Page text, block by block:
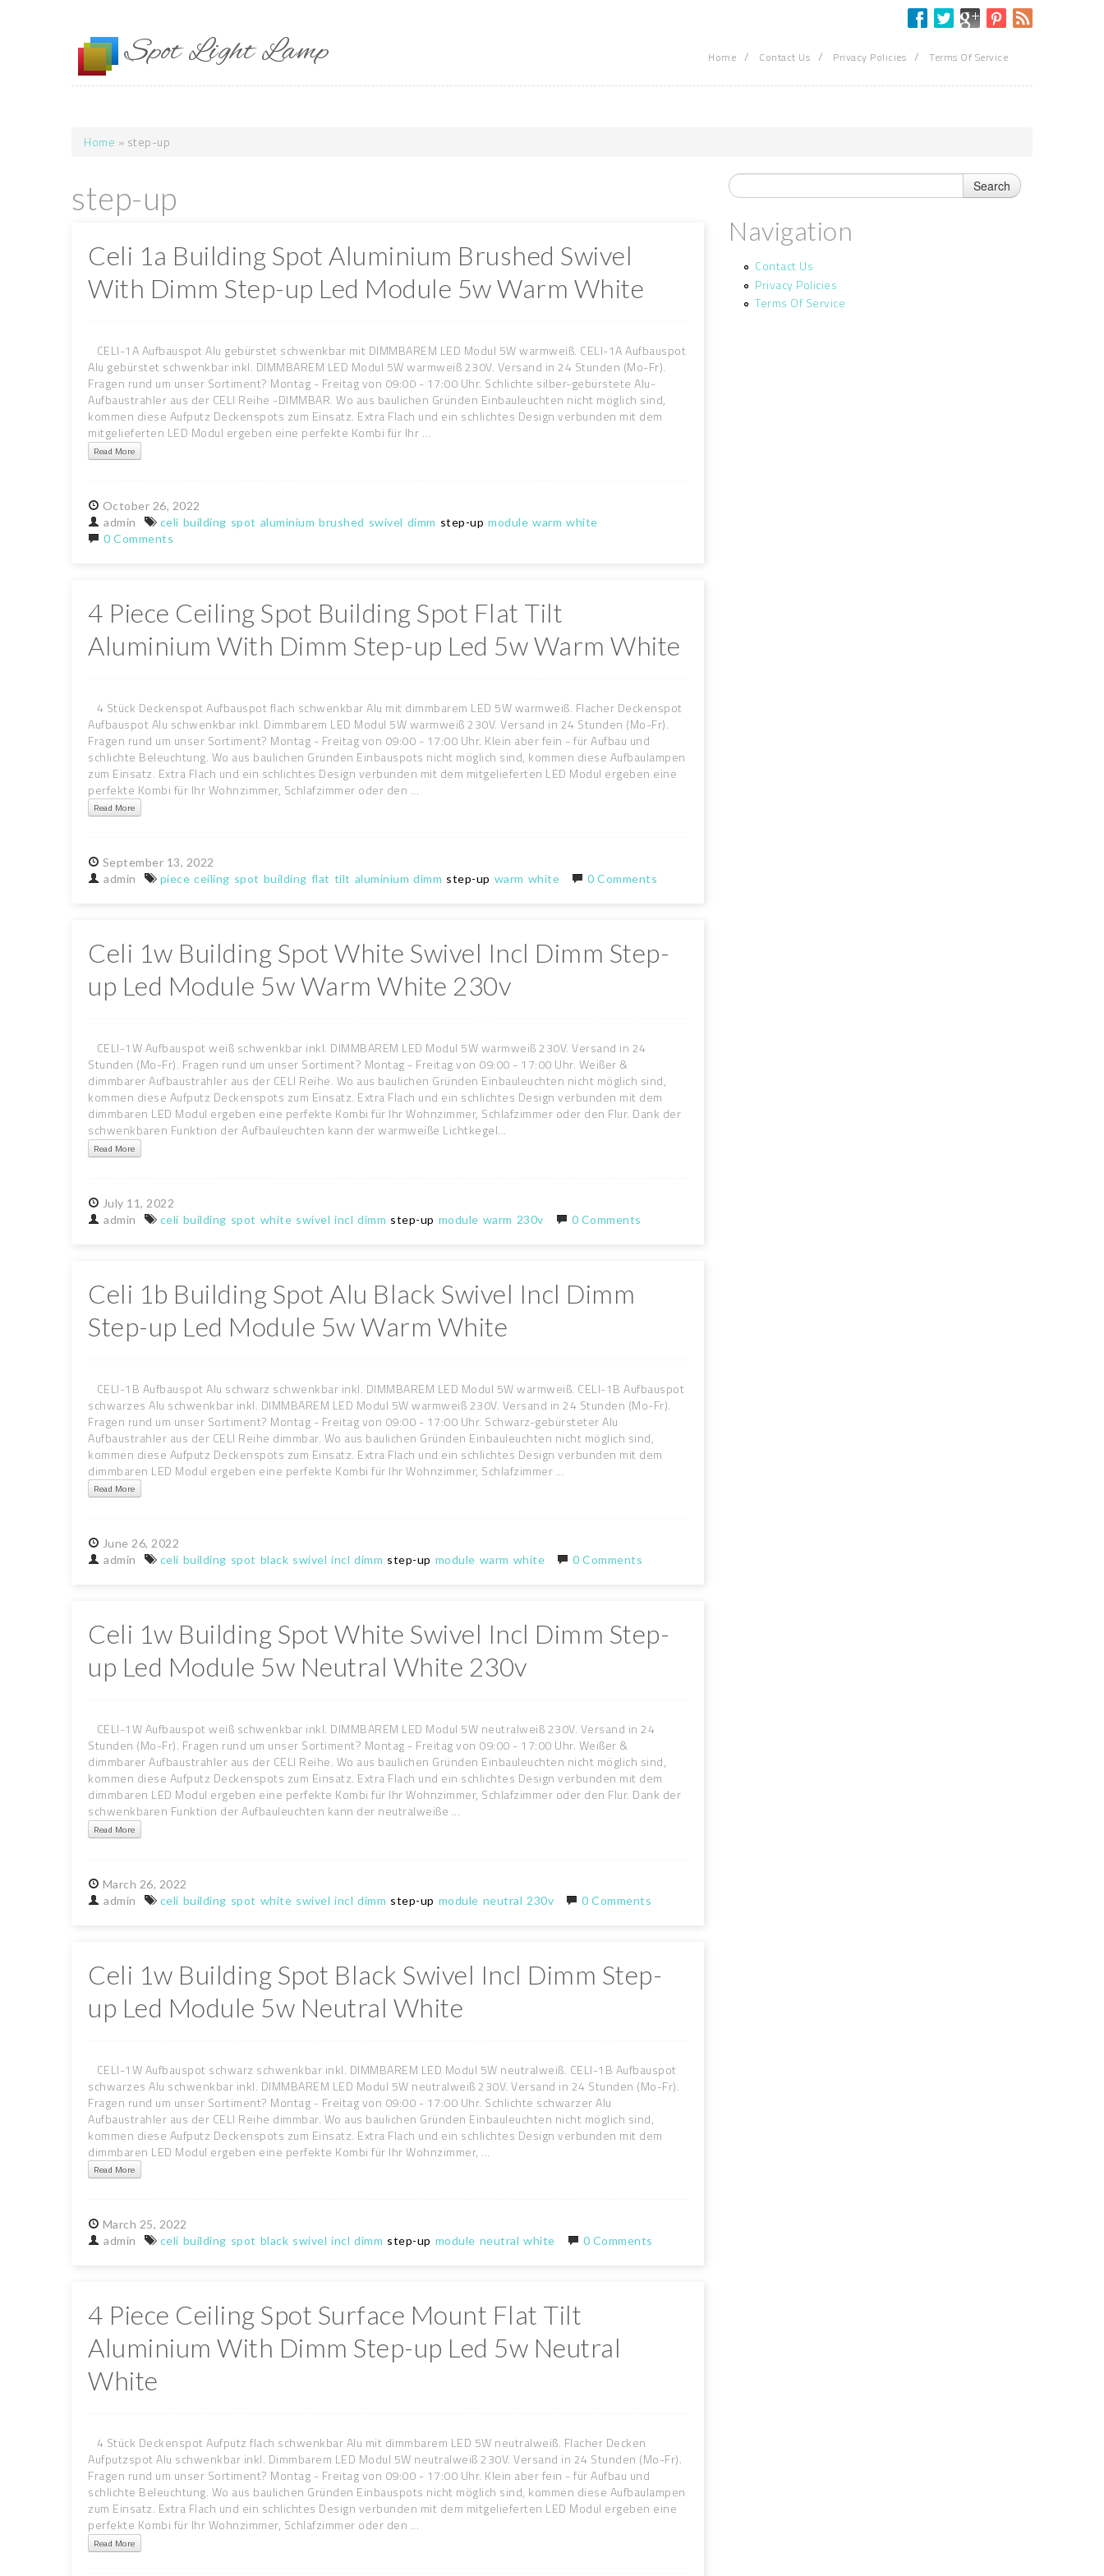
Spot Light Lamp Home / Contact Us / Privacy Policies / Terms Of Service
You are here
Home » step-up
step-up
Celi 1a Building Spot Aluminium Brushed Swivel
With Dimm Step-up Led Module 5w Warm White
CELI-1A Aufbauspot Alu gebürstet schwenkbar mit DIMMBAREM LED Modul 5W warmweiß. CELI-1A Aufbauspot
Alu gebürstet schwenkbar inkl. DIMMBAREM LED Modul 5W warmweiß 230V. Versand in 24 Stunden (Mo-Fr).
Fragen rund um unser Sortiment? Montag - Freitag von 09:00 - 17:00 Uhr. Schlichte silber-gebürstete Alu-
Aufbaustrahler aus der CELI Reihe -DIMMBAR. Wo aus baulichen Gründen Einbauleuchten nicht möglich sind,
kommen diese Aufputz Deckenspots zum Einsatz. Extra Flach und ein schlichtes Design verbunden mit dem
mitgelieferten LED Modul ergeben eine perfekte Kombi für Ihr ...
Read More
October 26, 2022
admin
celi building spot aluminium brushed swivel dimm step-up module warm white
0 Comments
4 Piece Ceiling Spot Building Spot Flat Tilt
Aluminium With Dimm Step-up Led 5w Warm White
4 Stück Deckenspot Aufbauspot flach schwenkbar Alu mit dimmbarem LED 5W warmweiß. Flacher Deckenspot
Aufbauspot Alu schwenkbar inkl. Dimmbarem LED Modul 5W warmweiß 230V. Versand in 24 Stunden (Mo-Fr).
Fragen rund um unser Sortiment? Montag - Freitag von 09:00 - 17:00 Uhr. Klein aber fein - für Aufbau und
schlichte Beleuchtung. Wo aus baulichen Gründen Einbauspots nicht möglich sind, kommen diese Aufbaulampen
zum Einsatz. Extra Flach und ein schlichtes Design verbunden mit dem mitgelieferten LED Modul ergeben eine
perfekte Kombi für Ihr Wohnzimmer, Schlafzimmer oder den ...
Read More
September 13, 2022
admin
piece ceiling spot building flat tilt aluminium dimm step-up warm white 0 Comments
Celi 1w Building Spot White Swivel Incl Dimm Step-
up Led Module 5w Warm White 230v
CELI-1W Aufbauspot weiß schwenkbar inkl. DIMMBAREM LED Modul 5W warmweiß 230V. Versand in 24
Stunden (Mo-Fr). Fragen rund um unser Sortiment? Montag - Freitag von 09:00 - 17:00 Uhr. Weißer &
dimmbarer Aufbaustrahler aus der CELI Reihe. Wo aus baulichen Gründen Einbauleuchten nicht möglich sind,
kommen diese Aufputz Deckenspots zum Einsatz. Extra Flach und ein schlichtes Design verbunden mit dem
dimmbaren LED Modul ergeben eine perfekte Kombi für Ihr Wohnzimmer, Schlafzimmer oder den Flur. Dank der
schwenkbaren Funktion der Aufbauleuchten kann der warmweiße Lichtkegel...
Read More
July 11, 2022
admin
celi building spot white swivel incl dimm step-up module warm 230v 0 Comments
Celi 1b Building Spot Alu Black Swivel Incl Dimm
Step-up Led Module 5w Warm White
CELI-1B Aufbauspot Alu schwarz schwenkbar inkl. DIMMBAREM LED Modul 5W warmweiß. CELI-1B Aufbauspot
schwarzes Alu schwenkbar inkl. DIMMBAREM LED Modul 5W warmweiß 230V. Versand in 24 Stunden (Mo-Fr).
Fragen rund um unser Sortiment? Montag - Freitag von 09:00 - 17:00 Uhr. Schwarz-gebürsteter Alu
Aufbaustrahler aus der CELI Reihe dimmbar. Wo aus baulichen Gründen Einbauleuchten nicht möglich sind,
kommen diese Aufputz Deckenspots zum Einsatz. Extra Flach und ein schlichtes Design verbunden mit dem
dimmbaren LED Modul ergeben eine perfekte Kombi für Ihr Wohnzimmer, Schlafzimmer ...
Read More
June 26, 2022
admin
celi building spot black swivel incl dimm step-up module warm white 0 Comments
Celi 1w Building Spot White Swivel Incl Dimm Step-
up Led Module 5w Neutral White 230v
CELI-1W Aufbauspot weiß schwenkbar inkl. DIMMBAREM LED Modul 5W neutralweiß 230V. Versand in 24
Stunden (Mo-Fr). Fragen rund um unser Sortiment? Montag - Freitag von 09:00 - 17:00 Uhr. Weißer &
dimmbarer Aufbaustrahler aus der CELI Reihe. Wo aus baulichen Gründen Einbauleuchten nicht möglich sind,
kommen diese Aufputz Deckenspots zum Einsatz. Extra Flach und ein schlichtes Design verbunden mit dem
dimmbaren LED Modul ergeben eine perfekte Kombi für Ihr Wohnzimmer, Schlafzimmer oder den Flur. Dank der
schwenkbaren Funktion der Aufbauleuchten kann der neutralweiße ...
Read More
March 26, 2022
admin
celi building spot white swivel incl dimm step-up module neutral 230v 0 Comments
Celi 1w Building Spot Black Swivel Incl Dimm Step-
up Led Module 5w Neutral White
CELI-1W Aufbauspot schwarz schwenkbar inkl. DIMMBAREM LED Modul 5W neutralweiß. CELI-1B Aufbauspot
schwarzes Alu schwenkbar inkl. DIMMBAREM LED Modul 5W neutralweiß 230V. Versand in 24 Stunden (Mo-Fr).
Fragen rund um unser Sortiment? Montag - Freitag von 09:00 - 17:00 Uhr. Schlichte schwarzer Alu
Aufbaustrahler aus der CELI Reihe dimmbar. Wo aus baulichen Gründen Einbauleuchten nicht möglich sind,
kommen diese Aufputz Deckenspots zum Einsatz. Extra Flach und ein schlichtes Design verbunden mit dem
dimmbaren LED Modul ergeben eine perfekte Kombi für Ihr Wohnzimmer, ...
Read More
March 25, 2022
admin
celi building spot black swivel incl dimm step-up module neutral white 0 Comments
4 Piece Ceiling Spot Surface Mount Flat Tilt
Aluminium With Dimm Step-up Led 5w Neutral
White
4 Stück Deckenspot Aufputz flach schwenkbar Alu mit dimmbarem LED 5W neutralweiß. Flacher Decken
Aufputzspot Alu schwenkbar inkl. Dimmbarem LED Modul 5W neutralweiß 230V. Versand in 24 Stunden (Mo-Fr).
Fragen rund um unser Sortiment? Montag - Freitag von 09:00 - 17:00 Uhr. Klein aber fein - für Aufbau und
schlichte Beleuchtung. Wo aus baulichen Gründen Einbauspots nicht möglich sind, kommen diese Aufbaulampen
zum Einsatz. Extra Flach und ein schlichtes Design verbunden mit dem mitgelieferten LED Modul ergeben eine
perfekte Kombi für Ihr Wohnzimmer, Schlafzimmer oder den ...
Read More
Navigation
Contact Us
Privacy Policies
Terms Of Service